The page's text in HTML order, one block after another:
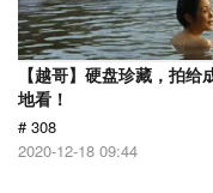
【越哥】硬盘珍藏，拍
地看！
# 308
2020-12-18 09:44